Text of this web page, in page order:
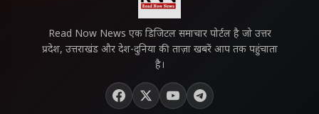
Read Now News एक डिजिटल समाचार पोर्टल है जो उत्तर
प्रदेश, उत्तराखंड और देश-दुनिया की ताज़ा खबरें आप तक पहुंचाता
है।